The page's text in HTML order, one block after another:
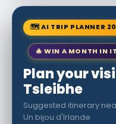
🗺 AI TRIP PLANNER
🎄 WIN A MONTH IN
Plan your
Tsleibhe
Suggested itinerary
Un bijou d'Irlande